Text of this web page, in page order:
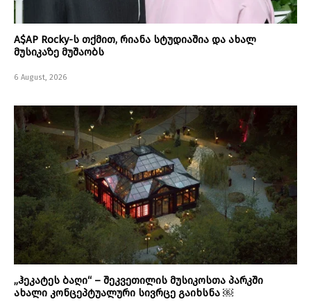
A$AP Rocky-ს თქმით, რიანა სტუდიაშია და ახალ
მუსიკაზე მუშაობს
6 August, 2026
„ჰეკატეს ბაღი“ – შეკვეთილის მუსიკოსთა პარკში
ახალი კონცეპტუალური სივრცე გაიხსნა ￼